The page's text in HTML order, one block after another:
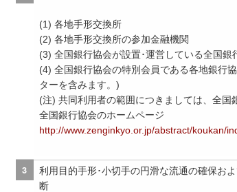
(1) 各地手形交換所
(2) 各地手形交換所の参加金融機関
(3) 全国銀行協会が設置･運営している全国銀
(4) 全国銀行協会の特別会員である各地銀行
ターを含みます。)
(注) 共同利用者の範囲につきましては、全国
全国銀行協会のホームページ
http://www.zenginkyo.or.jp/abstract/koukan/
利用目的手形･小切手の円滑な流通の確保お
断